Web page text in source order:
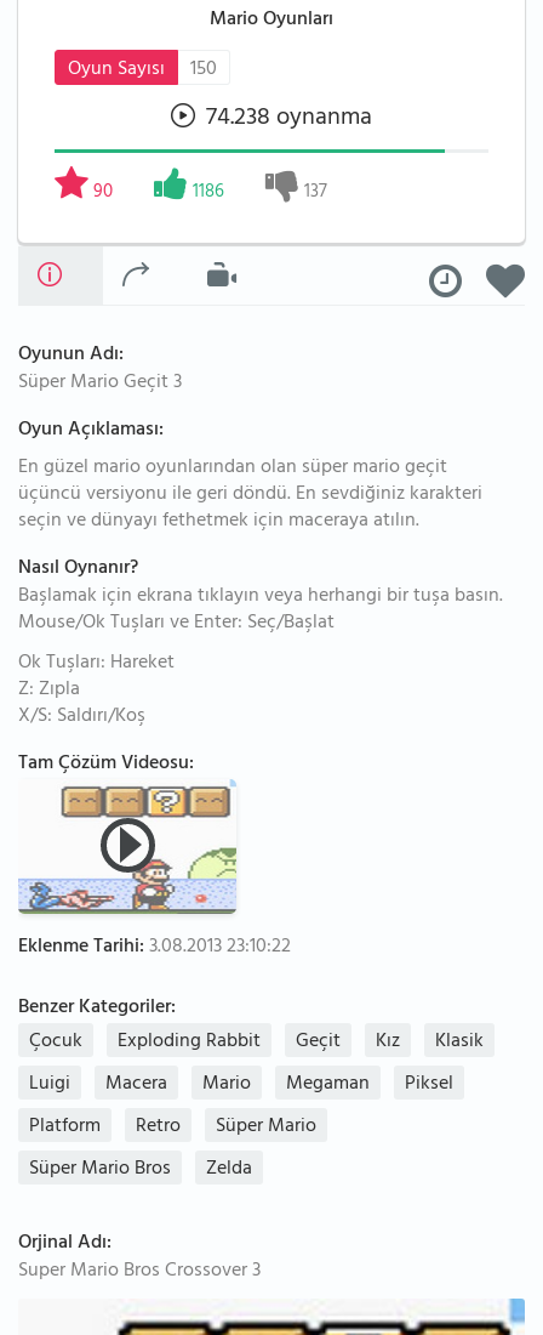
Mario Oyunları
Oyun Sayısı
150
74.238 oynanma
90 1186 137
Oyunun Adı:
Süper Mario Geçit 3
Oyun Açıklaması:
En güzel mario oyunlarından olan süper mario geçit
üçüncü versiyonu ile geri döndü. En sevdiğiniz karakteri
seçin ve dünyayı fethetmek için maceraya atılın.
Nasıl Oynanır?
Başlamak için ekrana tıklayın veya herhangi bir tuşa basın.
Mouse/Ok Tuşları ve Enter: Seç/Başlat
Ok Tuşları: Hareket
Z: Zıpla
X/S: Saldırı/Koş
Tam Çözüm Videosu:
Eklenme Tarihi:3.08.2013 23:10:22
Benzer Kategoriler:
Çocuk
Exploding Rabbit Geçit Kız
Klasik
Luigi
Macera Mario Megaman
Piksel
Platform
Retro
Süper Mario
Süper Mario Bros
Zelda
Orjinal Adı:
Super Mario Bros Crossover 3